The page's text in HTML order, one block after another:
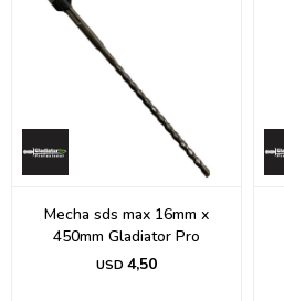
Mecha sds max 16mm x
450mm Gladiator Pro
USD 4,50